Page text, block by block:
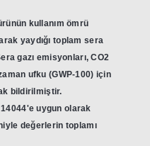
kullanım ömrü
yaydığı toplam sera
gazı emisyonları, CO2
ufku (GWP-100) için
bildirilmiştir.
uygun olarak
değerlerin toplamı